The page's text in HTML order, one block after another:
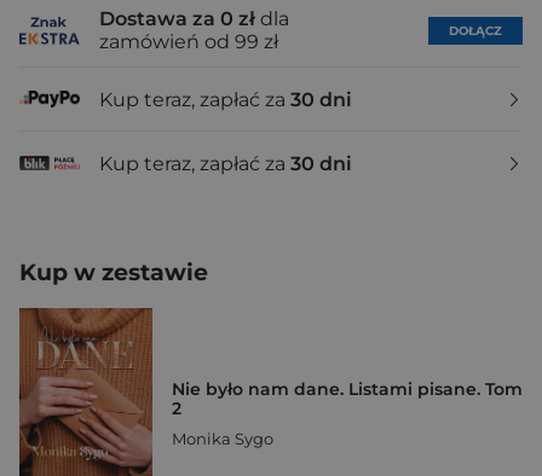
Dostawa za 0 zł dla
zamówień od 99 zł
DOŁĄCZ
Kup teraz, zapłać za 30 dni
Kup teraz, zapłać za 30 dni
Kup w zestawie
Nie było nam dane. Listami pisane. Tom
2
Monika Sygo